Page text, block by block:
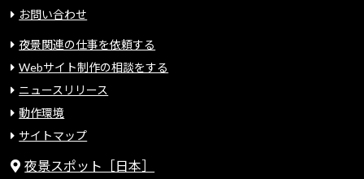
お問い合わせ
夜景関連の仕事を依頼する
Webサイト制作の相談をする
ニュースリリース
動作環境
サイトマップ
夜景スポット［日本］